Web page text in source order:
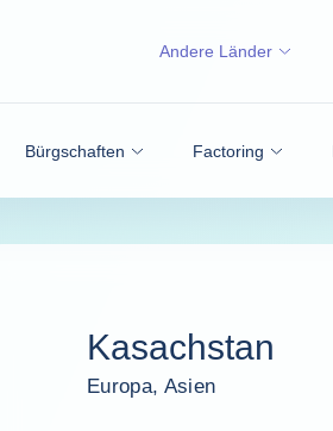
Bürgschaften Factoring
Andere Länder
Kasachstan
Europa, Asien